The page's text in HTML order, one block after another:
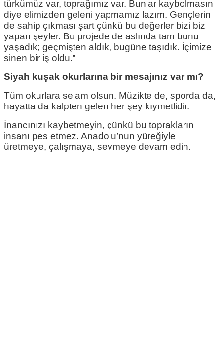
türkümüz var, toprağımız var. Bunlar kaybolmasın
diye elimizden geleni yapmamız lazım. Gençlerin
de sahip çıkması şart çünkü bu değerler bizi biz
yapan şeyler. Bu projede de aslında tam bunu
yaşadık; geçmişten aldık, bugüne taşıdık. İçimize
sinen bir iş oldu.”
Siyah kuşak okurlarına bir mesajınız var mı?
Tüm okurlara selam olsun. Müzikte de, sporda da,
hayatta da kalpten gelen her şey kıymetlidir.
İnancınızı kaybetmeyin, çünkü bu toprakların
insanı pes etmez. Anadolu’nun yüreğiyle
üretmeye, çalışmaya, sevmeye devam edin.